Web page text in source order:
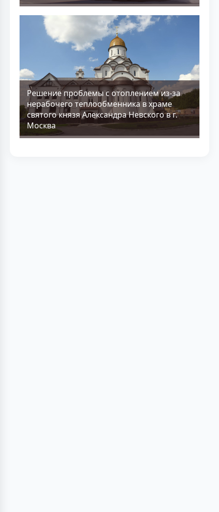
Решение проблемы с отоплением из-за
нерабочего теплообменника в храме
святого князя Александра Невского в г.
Москва